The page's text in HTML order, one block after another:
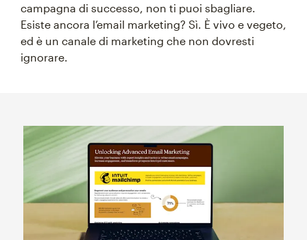
campagna di successo, non ti puoi sbagliare.
Esiste ancora l’email marketing? Sì. È vivo e vegeto,
ed è un canale di marketing che non dovresti
ignorare.